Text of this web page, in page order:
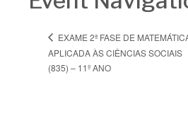
EXAME 2ª FASE DE
APLICADA ÀS CIÊNCIAS SOCIAIS
(835) – 11º ANO